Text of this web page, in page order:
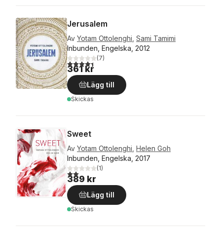
Jerusalem
Av Yotam Ottolenghi Sami Tamimi
Inbunden, Engelska, 2012
4,4utav 5 stjärnor. Totalt antal röster:
(7)
361 kr
Lägg till
Skickas
Sweet
Av Yotam Ottolenghi Helen Goh
Inbunden, Engelska, 2017
2,0utav 5 stjärnor. Totalt antal röster:
(1)
389 kr
Lägg till
Skickas